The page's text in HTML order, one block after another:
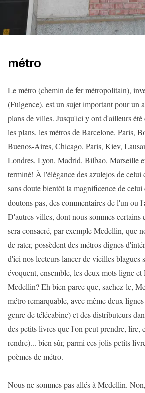
métro
Le métro (chemin de fer métropolitain),
(Fulgence), est un sujet important pour un
plans de villes. Jusqu'ici y ont d'ailleurs
les plans, les métros de Barcelone, Paris,
Buenos-Aires, Chicago, Paris, Kiev,
Londres, Lyon, Madrid, Bilbao, Marseille
terminé! À l'élégance des azulejos de celui
sans doute bientôt la magnificence de
doutons pas, des commentaires de l'un ou
D'autres villes, dont nous sommes certains
sera consacré, par exemple Medellin, que
de rater, possèdent des métros dignes
d'ici nos lecteurs lancer de vieilles blagues
évoquent, ensemble, les deux mots ligne
Medellin? Eh bien parce que, sachez-le,
métro remarquable, avec même deux
genre de télécabine) et des distributeurs
des petits livres que l'on peut prendre, lire,
rendre)... bien sûr, parmi ces jolis petits
poèmes de métro.
Nous ne sommes pas allés à Medellin.